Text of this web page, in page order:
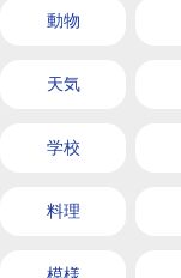
動物
天気
学校
料理